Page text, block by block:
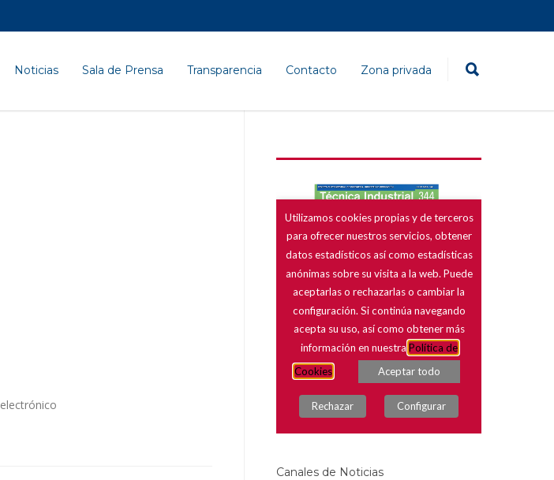
Noticias Sala de Prensa Transparencia Contacto Zona privada
Canales de Noticias